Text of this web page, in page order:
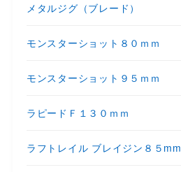
メタルジグ（ブレード）
モンスターショット８０ｍｍ
モンスターショット９５ｍｍ
ラピードＦ１３０ｍｍ
ラフトレイル ブレイジン８５mm